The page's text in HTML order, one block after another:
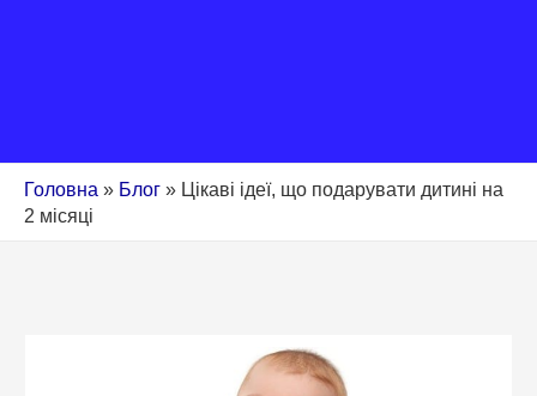
Головна » Блог » Цікаві ідеї, що подарувати дитині на
2 місяці